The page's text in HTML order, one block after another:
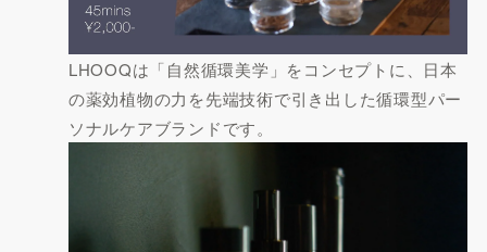
LHOOQは「自然循環美学」をコンセプトに、日本
の薬効植物の力を先端技術で引き出した循環型パー
ソナルケアブランドです。